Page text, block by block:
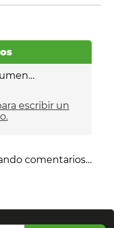
escribir un
comentarios…